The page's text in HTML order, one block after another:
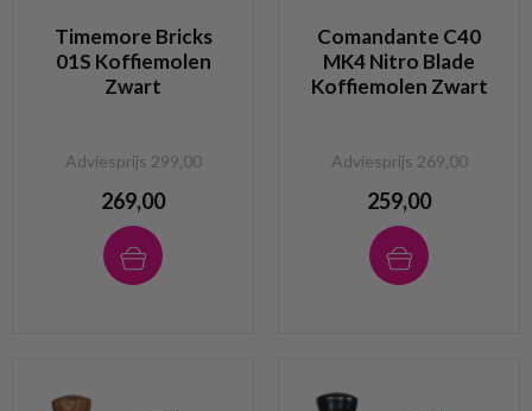
Timemore Bricks
01S Koffiemolen
Zwart
Adviesprijs 299,00
269,00
Comandante C40
MK4 Nitro Blade
Koffiemolen Zwart
Adviesprijs 269,00
259,00